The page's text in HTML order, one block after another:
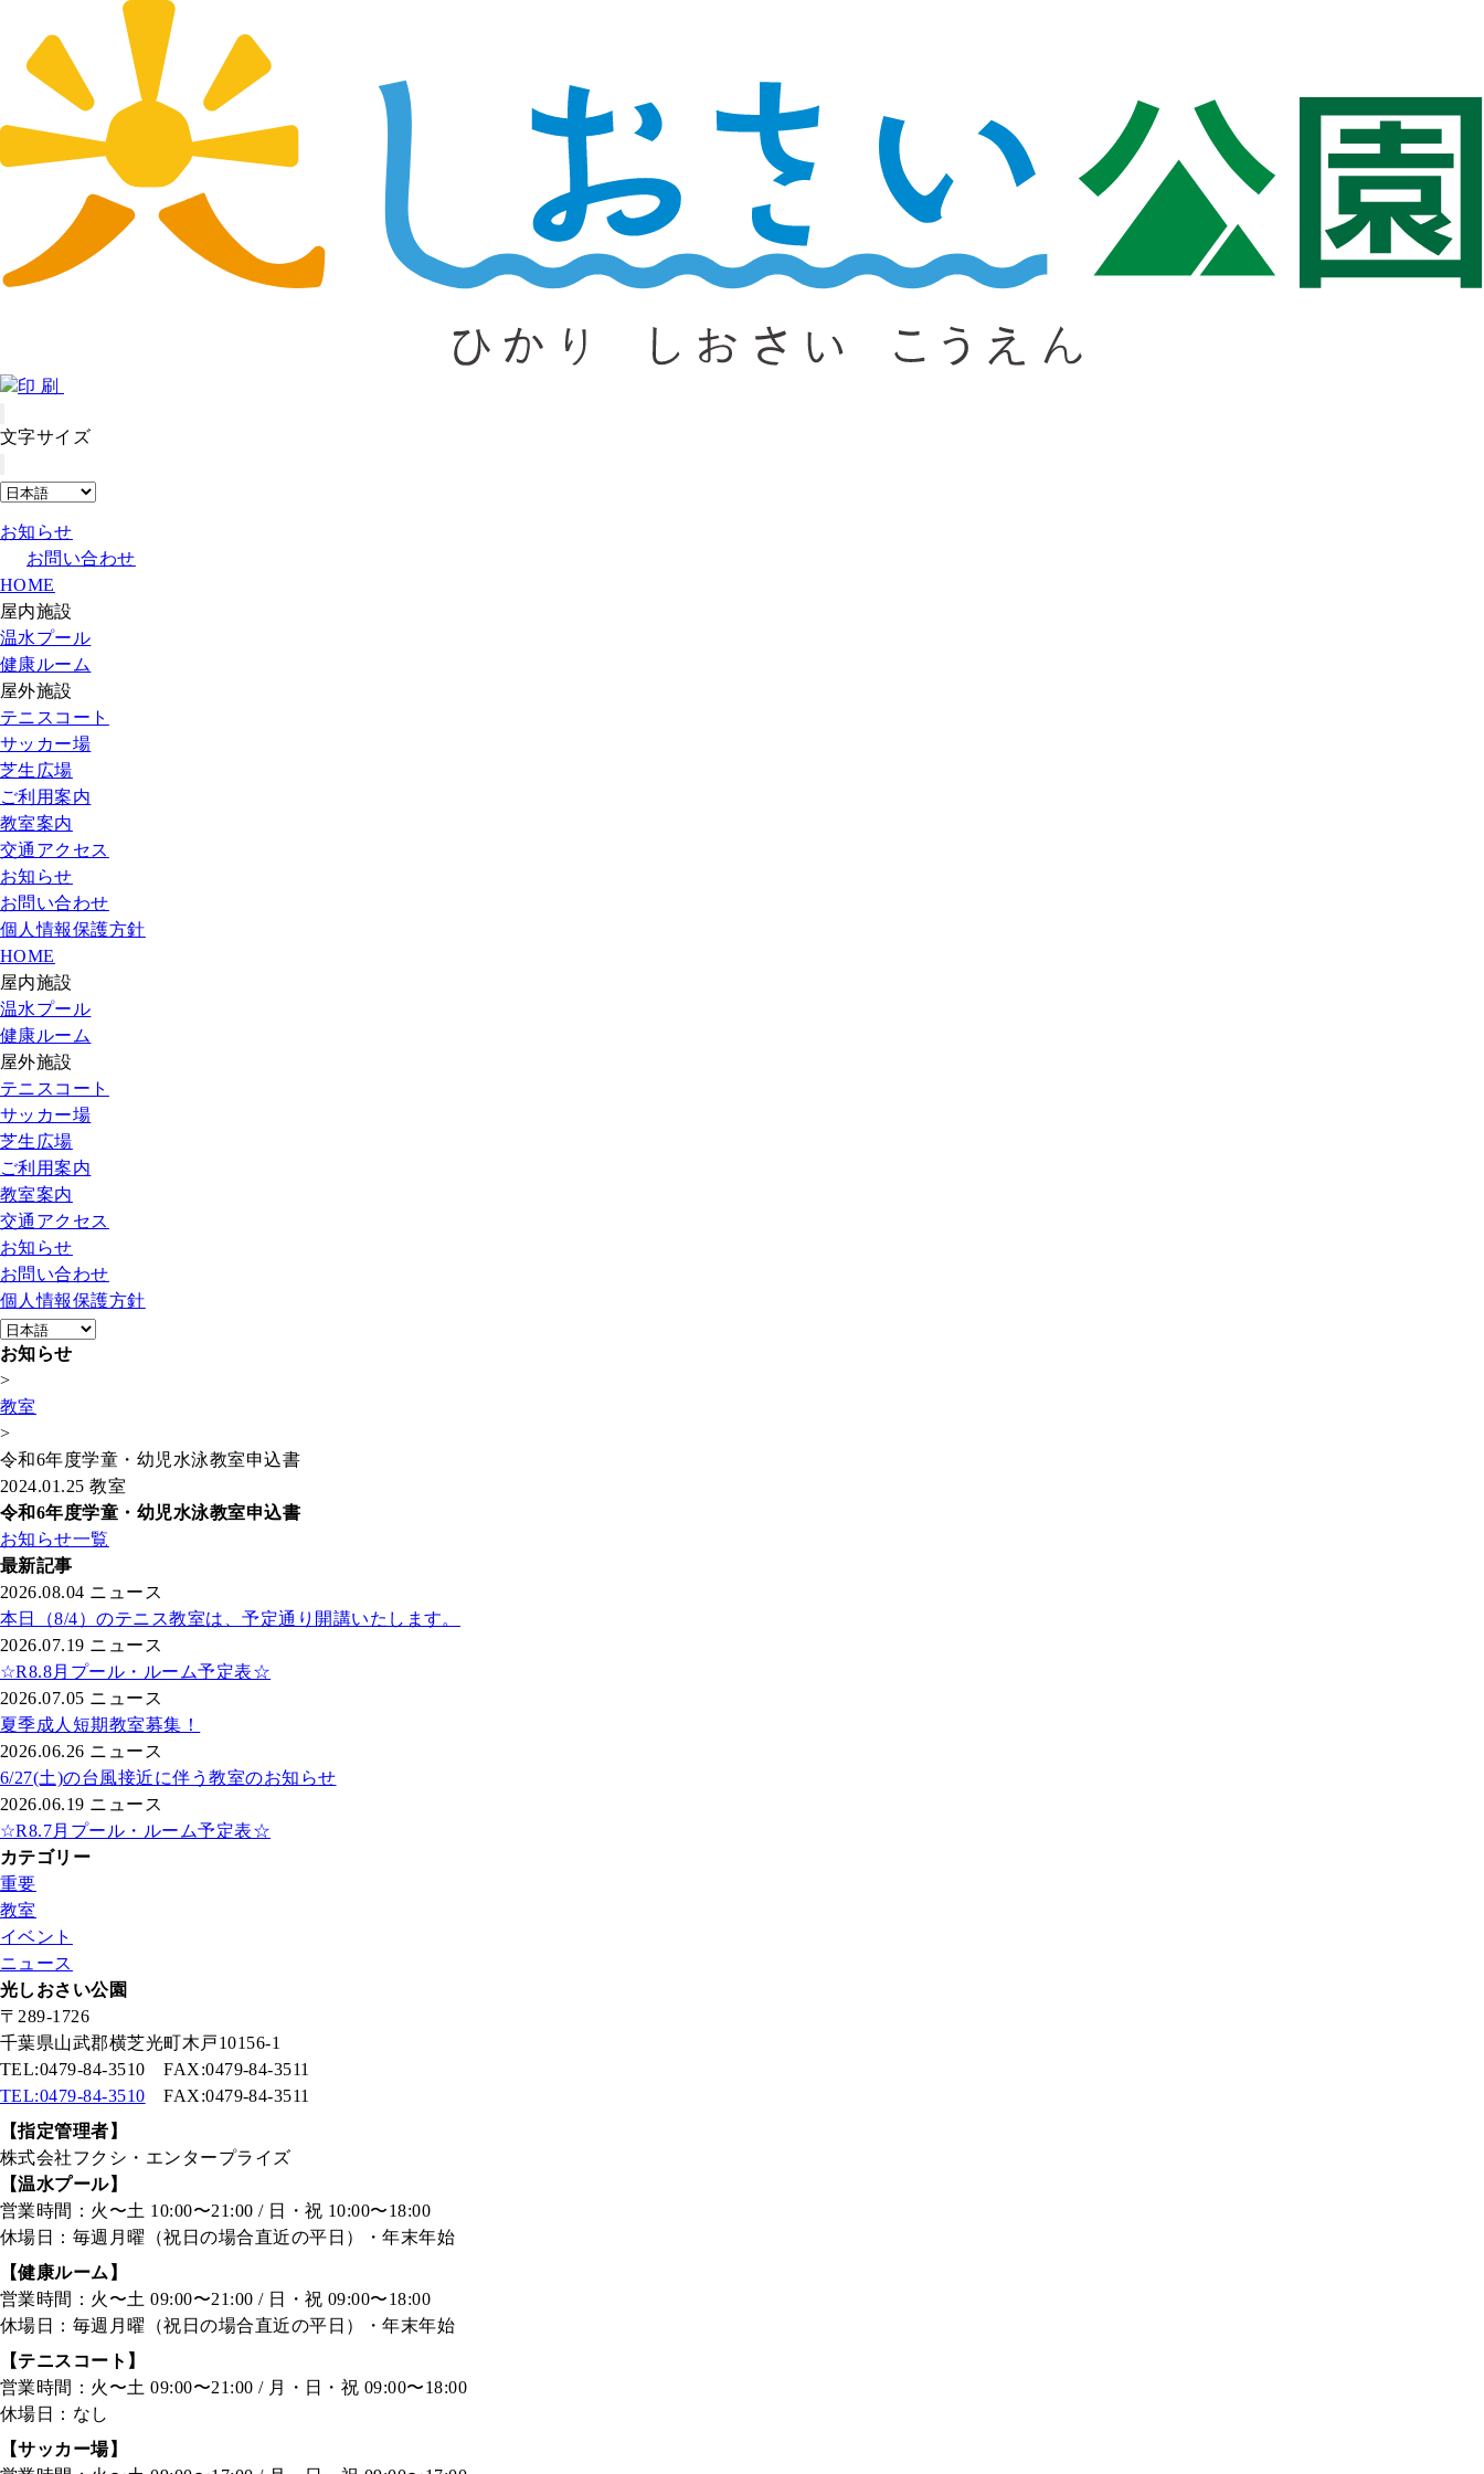
印刷
文字サイズ
お知らせ
お問い合わせ
HOME
屋内施設
温水プール
健康ルーム
屋外施設
テニスコート
サッカー場
芝生広場
ご利用案内
教室案内
交通アクセス
お知らせ
お問い合わせ
個人情報保護方針
HOME
屋内施設
温水プール
健康ルーム
屋外施設
テニスコート
サッカー場
芝生広場
ご利用案内
教室案内
交通アクセス
お知らせ
お問い合わせ
個人情報保護方針
お知らせ
>
教室
>
令和6年度学童・幼児水泳教室申込書
2024.01.25 教室
令和6年度学童・幼児水泳教室申込書
お知らせ一覧
最新記事
2026.08.04 ニュース
本日（8/4）のテニス教室は、予定通り開講いたします。
2026.07.19 ニュース
☆R8.8月プール・ルーム予定表☆
2026.07.05 ニュース
夏季成人短期教室募集！
2026.06.26 ニュース
6/27(土)の台風接近に伴う教室のお知らせ
2026.06.19 ニュース
☆R8.7月プール・ルーム予定表☆
カテゴリー
重要
教室
イベント
ニュース
光しおさい公園
〒289-1726
千葉県山武郡横芝光町木戸10156-1
TEL:0479-84-3510 FAX:0479-84-3511
TEL:0479-84-3510 FAX:0479-84-3511
【指定管理者】
株式会社フクシ・エンタープライズ
【温水プール】
営業時間：火〜土 10:00〜21:00 / 日・祝 10:00〜18:00
休場日：毎週月曜（祝日の場合直近の平日）・年末年始
【健康ルーム】
営業時間：火〜土 09:00〜21:00 / 日・祝 09:00〜18:00
休場日：毎週月曜（祝日の場合直近の平日）・年末年始
【テニスコート】
営業時間：火〜土 09:00〜21:00 / 月・日・祝 09:00〜18:00
休場日：なし
【サッカー場】